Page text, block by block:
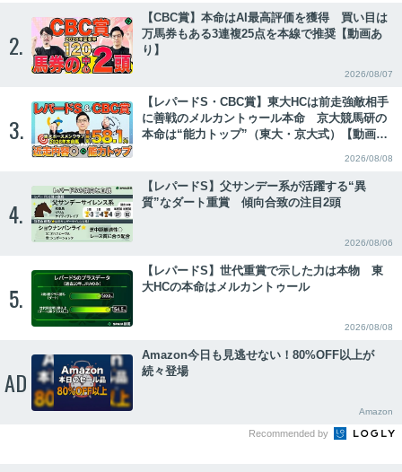
2.
【CBC賞】本命はAI最高評価を獲得 買い目は
万馬券もある3連複25点を本線で推奨【動画あ
り】
2026/08/07
3.
【レパードS・CBC賞】東大HCは前走強敵相手
に善戦のメルカントゥール本命 京大競馬研の
本命は“能力トップ”（東大・京大式）【動画あ
2026/08/08
4.
【レパードS】父サンデー系が活躍する“異
質”なダート重賞 傾向合致の注目2頭
2026/08/06
5.
【レパードS】世代重賞で示した力は本物 東
大HCの本命はメルカントゥール
2026/08/08
AD
Amazon今日も見逃せない！80%OFF以上が
続々登場
Amazon
Recommended by